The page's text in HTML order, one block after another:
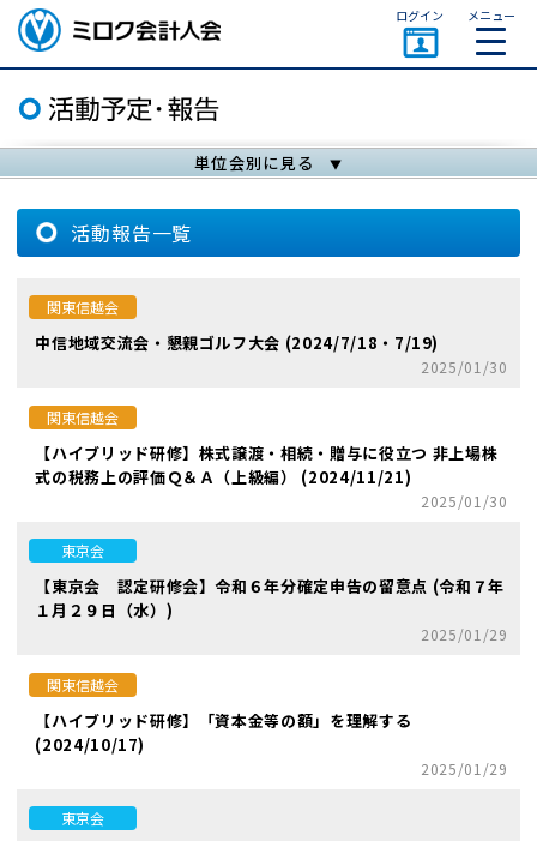
ミロク会計人会 MIROKU
ACCOUNTING PERSON
ASSOCIATION
ログイン メニュー
単位会別に見る
活動報告一覧
関東信越会
中信地域交流会・懇親ゴルフ大会 (2024/7/18・7/19)
2025/01/30
関東信越会
【ハイブリッド研修】株式譲渡・相続・贈与に役立つ 非上場株
式の税務上の評価Ｑ＆Ａ（上級編） (2024/11/21)
2025/01/30
東京会
【東京会 認定研修会】令和６年分確定申告の留意点 (令和７年
１月２９日（水）)
2025/01/29
関東信越会
【ハイブリッド研修】「資本金等の額」を理解する
(2024/10/17)
2025/01/29
東京会